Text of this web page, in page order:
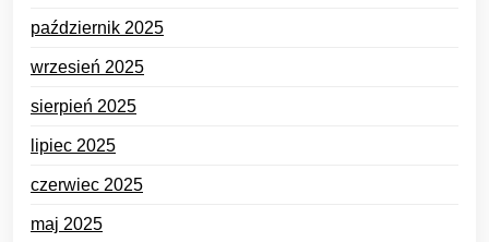
październik 2025
wrzesień 2025
sierpień 2025
lipiec 2025
czerwiec 2025
maj 2025